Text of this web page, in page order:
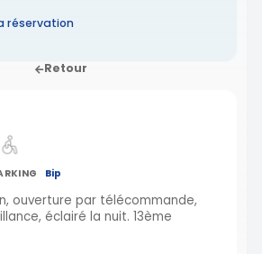
réservation
Retour
Bip
ouverture par télécommande,
éclairé la nuit. 13ème